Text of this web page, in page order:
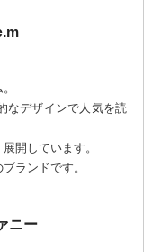
なデザインで人気を読
開しています。
ランドです。
ニー